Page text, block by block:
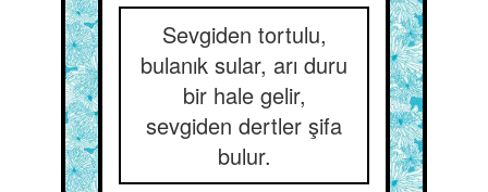
Sevgiden tortulu,
bulanık sular, arı duru
bir hale gelir,
sevgiden dertler şifa
bulur.